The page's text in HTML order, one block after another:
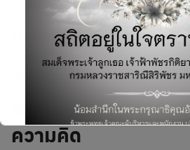
ลงได้มากกว่าที่คิด
AI อาจช่วยตั้งคำถามกลับมาอย่างเป็นร
สำคัญ หรือเสนอแนวทางในการแก้ไขปัญ
เรามองเห็นภาพรวมของสถานการณ์ได้
จากผู้ช่วยทำงาน สู่ผู้ช่
ความคิด